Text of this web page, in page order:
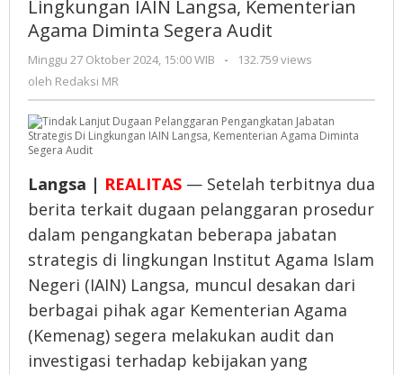
Strategis
IAIN
Agama
Audit
Lingkungan IAIN Langsa, Kementerian
Agama Diminta Segera Audit
Minggu 27 Oktober 2024, 15:00 WIB
oleh
-
132.759 views
oleh Redaksi MR
Langsa | REALITAS — Setelah terbitnya dua
berita terkait dugaan pelanggaran prosedur
dalam pengangkatan beberapa jabatan
strategis di lingkungan Institut Agama Islam
Negeri (IAIN) Langsa, muncul desakan dari
berbagai pihak agar Kementerian Agama
(Kemenag) segera melakukan audit dan
investigasi terhadap kebijakan yang